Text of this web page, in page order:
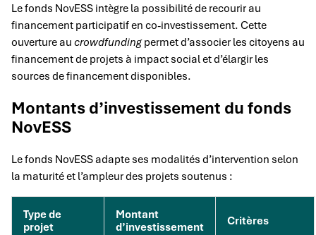
Le fonds NovESS intègre la possibilité de recourir au
financement participatif en co-investissement. Cette
ouverture au crowdfundingpermet d’associer les citoyens au
financement de projets à impact social et d’élargir les
sources de financement disponibles.
Montants d’investissement du fonds
NovESS
Le fonds NovESS adapte ses modalités d’intervention selon
la maturité et l’ampleur des projets soutenus :
Type de
projet
Montant
d’investissement
Critères